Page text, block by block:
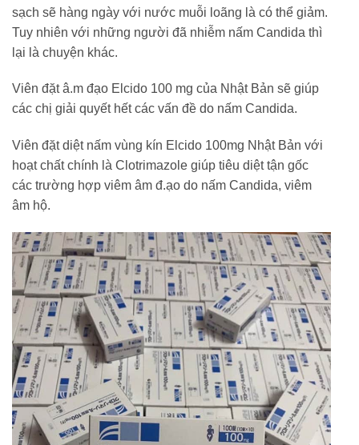
sạch sẽ hàng ngày với nước muỗi loãng là có thể giảm.
Tuy nhiên với những người đã nhiễm nấm Candida thì
lại là chuyện khác.
Viên đặt â.m đạo Elcido 100 mg của Nhật Bản sẽ giúp
các chị giải quyết hết các vấn đề do nấm Candida.
Viên đặt diệt nấm vùng kín Elcido 100mg Nhật Bản với
hoạt chất chính là Clotrimazole giúp tiêu diệt tận gốc
các trường hợp viêm âm đ.ạo do nấm Candida, viêm
âm hộ.